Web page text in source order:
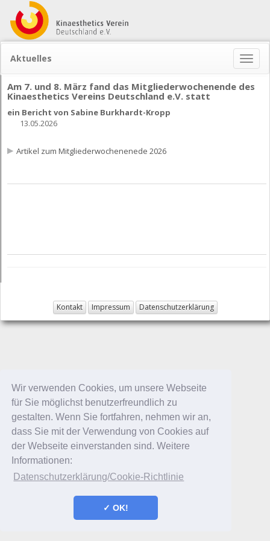
Wir verwenden Cookies, um unsere Webseite
für Sie möglichst benutzerfreundlich zu
gestalten. Wenn Sie fortfahren, nehmen wir an,
dass Sie mit der Verwendung von Cookies auf
der Webseite einverstanden sind. Weitere
Informationen:
Datenschutzerklärung/Cookie-Richtlinie
✓ OK!
Aktuelles
ein-/
Am 7. und 8. März fand das Mitgliederwochenende des
Kinaesthetics Vereins Deutschland e.V. statt
ein Bericht von Sabine Burkhardt-Kropp
13.05.2026
Artikel zum Mitgliederwochenenede 2026
Kontakt Impressum Datenschutzerklärung